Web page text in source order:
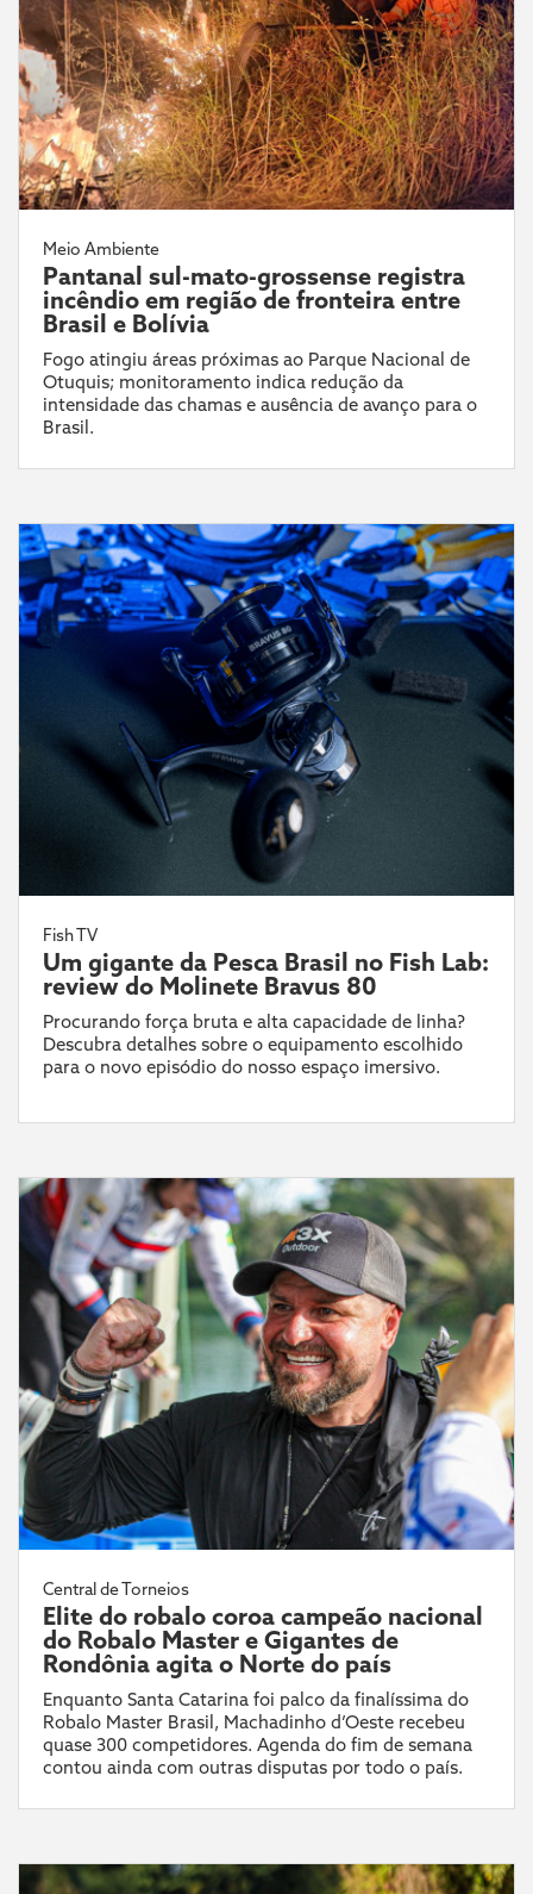
Meio Ambiente
Pantanal sul-mato-grossense registra
incêndio em região de fronteira entre
Brasil e Bolívia
Fogo atingiu áreas próximas ao Parque Nacional de
Otuquis; monitoramento indica redução da
intensidade das chamas e ausência de avanço para o
Brasil.
Fish TV
Um gigante da Pesca Brasil no Fish Lab:
review do Molinete Bravus 80
Procurando força bruta e alta capacidade de linha?
Descubra detalhes sobre o equipamento escolhido
para o novo episódio do nosso espaço imersivo.
Central de Torneios
Elite do robalo coroa campeão nacional
do Robalo Master e Gigantes de
Rondônia agita o Norte do país
Enquanto Santa Catarina foi palco da finalíssima do
Robalo Master Brasil, Machadinho d’Oeste recebeu
quase 300 competidores. Agenda do fim de semana
contou ainda com outras disputas por todo o país.